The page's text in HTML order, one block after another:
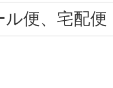
ル便、宅配便